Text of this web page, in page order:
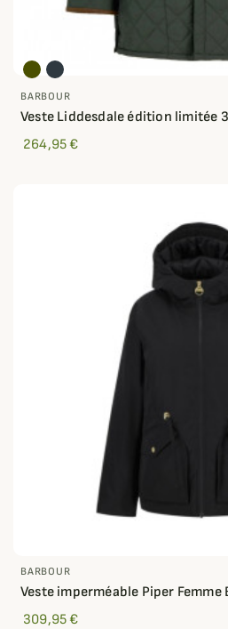
BARBOUR
Veste Liddesdale édition limitée
264,95 €
BARBOUR
Veste imperméable Piper
309,95 €